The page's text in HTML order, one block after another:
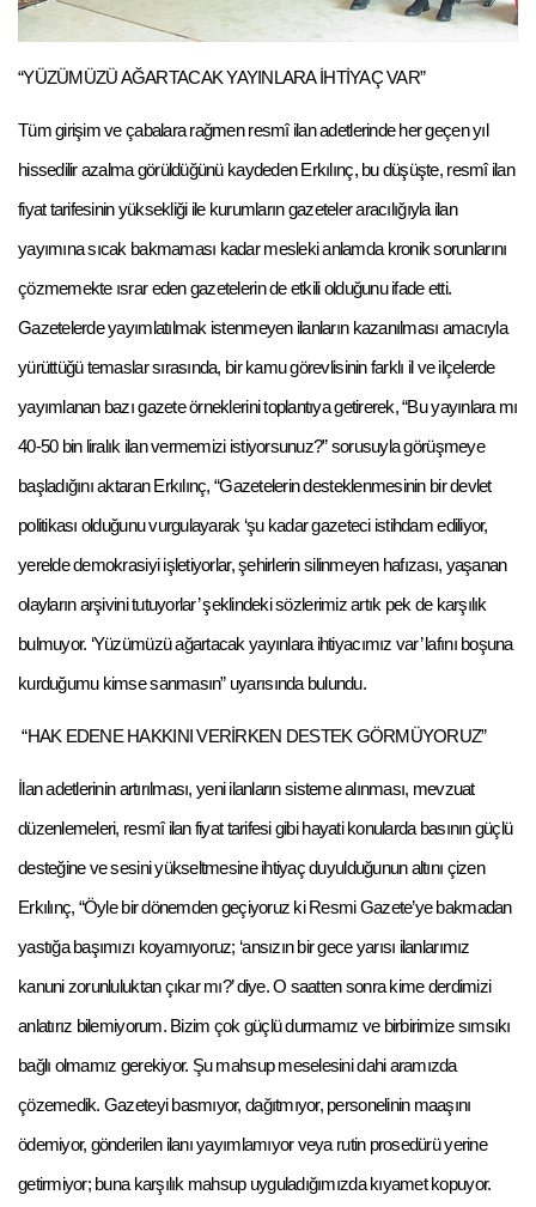
“YÜZÜMÜZÜ AĞARTACAK YAYINLARA İHTİYAÇ VAR”
Tüm girişim ve çabalara rağmen resmî ilan adetlerinde her geçen yıl
hissedilir azalma görüldüğünü kaydeden Erkılınç, bu düşüşte, resmî ilan
fiyat tarifesinin yüksekliği ile kurumların gazeteler aracılığıyla ilan
yayımına sıcak bakmaması kadar mesleki anlamda kronik sorunlarını
çözmemekte ısrar eden gazetelerin de etkili olduğunu ifade etti.
Gazetelerde yayımlatılmak istenmeyen ilanların kazanılması amacıyla
yürüttüğü temaslar sırasında, bir kamu görevlisinin farklı il ve ilçelerde
yayımlanan bazı gazete örneklerini toplantıya getirerek, “Bu yayınlara mı
40-50 bin liralık ilan vermemizi istiyorsunuz?” sorusuyla görüşmeye
başladığını aktaran Erkılınç, “Gazetelerin desteklenmesinin bir devlet
politikası olduğunu vurgulayarak ‘şu kadar gazeteci istihdam ediliyor,
yerelde demokrasiyi işletiyorlar, şehirlerin silinmeyen hafızası, yaşanan
olayların arşivini tutuyorlar’ şeklindeki sözlerimiz artık pek de karşılık
bulmuyor. ‘Yüzümüzü ağartacak yayınlara ihtiyacımız var’ lafını boşuna
kurduğumu kimse sanmasın” uyarısında bulundu.
“HAK EDENE HAKKINI VERİRKEN DESTEK GÖRMÜYORUZ”
İlan adetlerinin artırılması, yeni ilanların sisteme alınması, mevzuat
düzenlemeleri, resmî ilan fiyat tarifesi gibi hayati konularda basının güçlü
desteğine ve sesini yükseltmesine ihtiyaç duyulduğunun altını çizen
Erkılınç, “Öyle bir dönemden geçiyoruz ki Resmi Gazete’ye bakmadan
yastığa başımızı koyamıyoruz; ‘ansızın bir gece yarısı ilanlarımız
kanuni zorunluluktan çıkar mı?’ diye. O saatten sonra kime derdimizi
anlatırız bilemiyorum. Bizim çok güçlü durmamız ve birbirimize sımsıkı
bağlı olmamız gerekiyor. Şu mahsup meselesini dahi aramızda
çözemedik. Gazeteyi basmıyor, dağıtmıyor, personelinin maaşını
ödemiyor, gönderilen ilanı yayımlamıyor veya rutin prosedürü yerine
getirmiyor; buna karşılık mahsup uyguladığımızda kıyamet kopuyor.